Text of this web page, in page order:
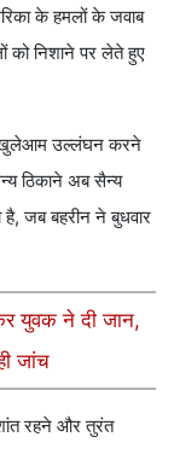
के हमलों के जवाब
को निशाने पर लेते हुए
खुलेआम उल्लंघन करने
ठिकाने अब सैन्य
जब बहरीन ने बुधवार
युवक ने दी जान,
जांच
रहने और तुरंत